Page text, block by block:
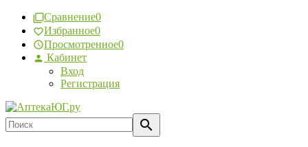
Сравнение0
Избранное0
Просмотренное0
Кабинет
Вход
Регистрация